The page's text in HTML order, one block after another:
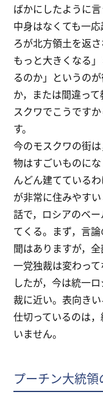
ばかにしたように
中身はなくても一
ろが北方領土を返
もっと大きくなる
るのか」というの
か，または間違っ
スクワでこうです
す。
今のモスクワの街
物はすごいものに
んどん建てている
が非常に住みやす
話で，ロシアのベ
てくる。まず，言
聞はありますが，
一党独裁は変わっ
したが，今は統一
裁に近い。表向き
仕切っているのは
いません。
プーチン大統領